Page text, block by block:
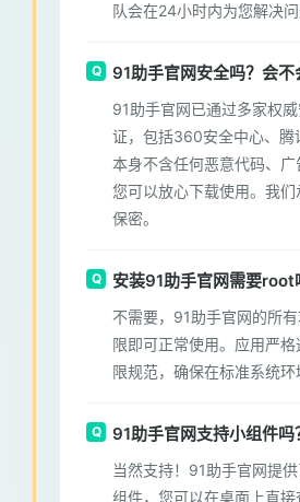
队会在24小时内为您解决问
91助手官网安全吗？会不
91助手官网已通过多家权
证，包括360安全中心、腾
本身不含任何恶意代码、广
您可以放心下载使用。我
保密。
安装91助手官网需要root
不需要，91助手官网的所
限即可正常使用。应用严
限规范，确保在标准系统环
91助手官网支持小组件吗
当然支持！91助手官网提
组件，您可以在桌面上直